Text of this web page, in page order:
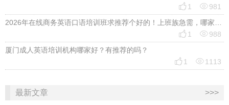
 1 981
2026年在线商务英语口语培训班求推荐个好的！上班族急需，哪家好？
 1 988
厦门成人英语培训机构哪家好？有推荐的吗？
 1 1113
最新文章 >>>